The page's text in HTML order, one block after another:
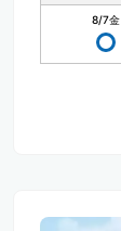
8/7金